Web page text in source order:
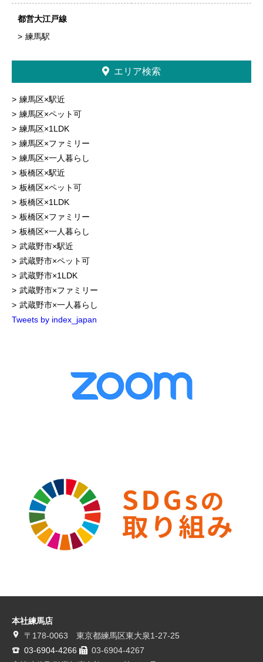
都営大江戸線
練馬駅
エリア検索
練馬区×駅近
練馬区×ペット可
練馬区×1LDK
練馬区×ファミリー
練馬区×一人暮らし
板橋区×駅近
板橋区×ペット可
板橋区×1LDK
板橋区×ファミリー
板橋区×一人暮らし
武蔵野市×駅近
武蔵野市×ペット可
武蔵野市×1LDK
武蔵野市×ファミリー
武蔵野市×一人暮らし
Tweets by index_japan
本社練馬店
〒178-0063 東京都練馬区東大泉1-27-25
03-6904-4266
03-6904-4267